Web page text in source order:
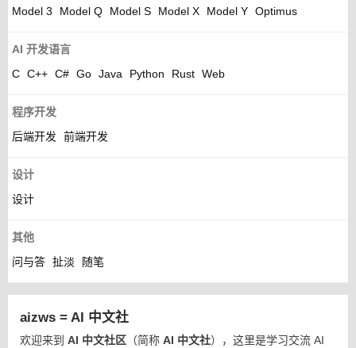
Model 3
Model Q Model S Model X Model Y Optimus
AI 开发语言
C C++ C# Go Java Python Rust Web
程序开发
后端开发
前端开发
设计
设计
其他
问与答 扯淡 随笔
aizws = AI 中文社
欢迎来到 AI 中文社区 （简称 AI 中文社），这里是学习交流 AI